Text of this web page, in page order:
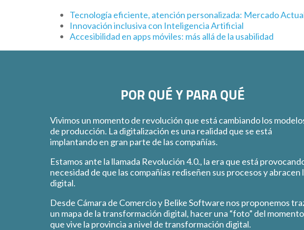
Tecnología eficiente, atención personalizada: Mercado
Innovación inclusiva con Inteligencia Artificial
Accesibilidad en apps móviles: más allá de la usabilidad
POR QUÉ Y PARA QUÉ
Vivimos un momento de revolución que está cambiando los
de producción. La digitalización es una realidad que se está
implantando en gran parte de las compañías.
Estamos ante la llamada Revolución 4.0., la era que está
necesidad de que las compañías rediseñen sus procesos y abracen
digital.
Desde Cámara de Comercio y Belike Software nos proponemos
un mapa de la transformación digital, hacer una “foto” del momento
que vive la provincia a nivel de transformación digital.